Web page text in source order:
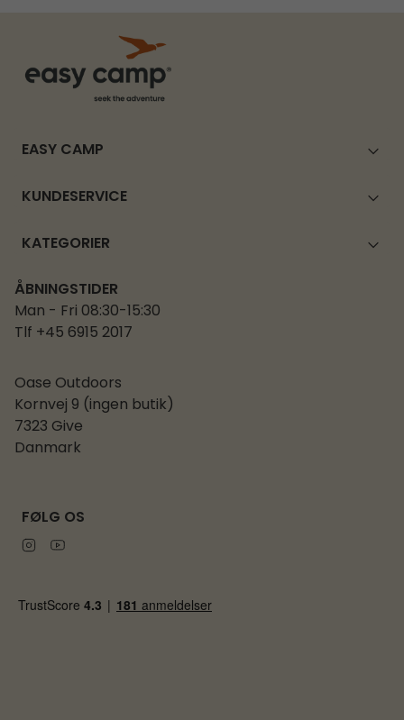
EASY CAMP
KUNDESERVICE
KATEGORIER
ÅBNINGSTIDER
Man - Fri 08:30-15:30
Tlf +45 6915 2017
Oase Outdoors
Kornvej 9 (ingen butik)
7323 Give
Danmark
FØLG OS
Instagram
Youtube